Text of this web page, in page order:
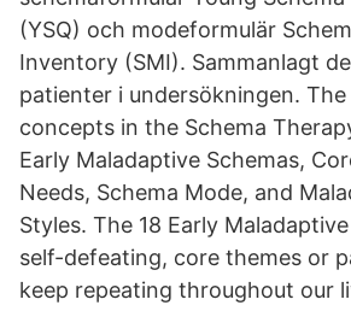
(YSQ) och modeformulär
Inventory (SMI). Sammanlagt
patienter i undersökningen.
concepts in the Schema
Early Maladaptive Schemas,
Needs, Schema Mode, and
Styles. The 18 Early
self-defeating, core themes or
keep repeating throughout our